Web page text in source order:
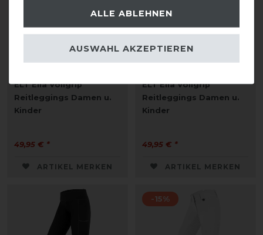
ELT Ella Vollgrip
Reitleggings Damen u.
Kinder
49,95 € *
ARTIKEL MERKEN
ELT Ella Vollgrip
Reitleggings Damen u.
Kinder
49,95 € *
ARTIKEL MERKEN
-15%
ALLE ABLEHNEN
AUSWAHL AKZEPTIEREN